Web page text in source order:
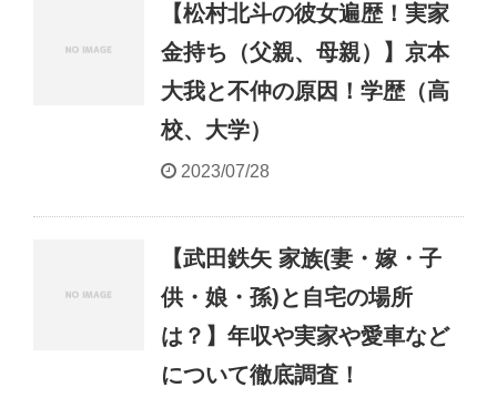
【松村北斗の彼女遍歴！実家
金持ち（父親、母親）】京本
大我と不仲の原因！学歴（高
校、大学）
2023/07/28
【武田鉄矢 家族(妻・嫁・子
供・娘・孫)と自宅の場所
は？】年収や実家や愛車など
について徹底調査！